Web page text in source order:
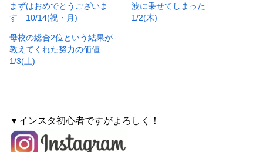
まずはおめでとうございま
す 10/14(祝・月)
波に乗せてしまった
1/2(木)
母校の総合2位という結果が
教えてくれた努力の価値
1/3(土)
▼インスタ初心者ですがよろしく！